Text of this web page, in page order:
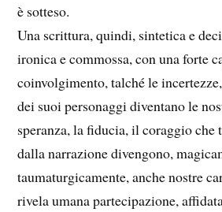
è sotteso.
Una scrittura, quindi, sintetica e
ironica e commossa, con una forte
coinvolgimento, talché le
dei suoi personaggi diventano le
speranza, la fiducia, il coraggio che
dalla narrazione divengono,
taumaturgicamente, anche nostre
rivela umana partecipazione,